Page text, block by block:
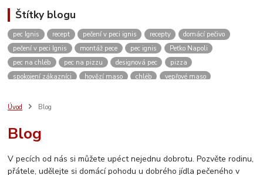
Štítky blogu
pec Ignis recept pečení v peci ignis recepty
domácí pečivo
pečení v peci Ignis
montáž pece pec ignis
Peťko Napoli
pec na chléb
pec na pizzu designová pec
pizza
spokojení zákazníci
hovězí maso chléb
vepřové maso
vánoce
kvásek
pikantní
video
měření teploty návod
návod na sestavení pece
Úvod Blog
Blog
V pecích od nás si můžete upéct nejednu dobrotu. Pozvěte rodinu,
přátele, udělejte si domácí pohodu u dobrého jídla pečeného v